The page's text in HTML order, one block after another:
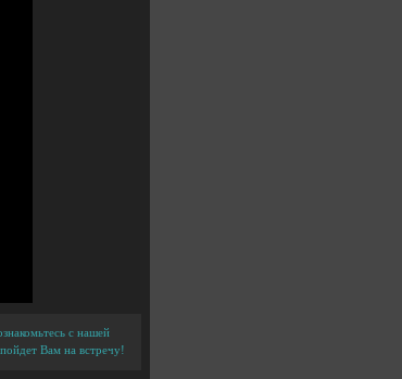
с нашей
Вам на встречу!